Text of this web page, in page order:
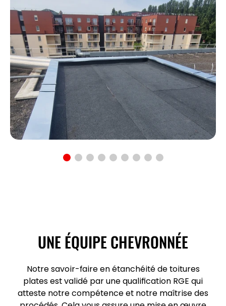
UNE ÉQUIPE CHEVRONNÉE
Notre savoir-faire enétanchéité de toitures
platesest validé par unequalification RGE qui
atteste notre compétence et notre maîtrise des